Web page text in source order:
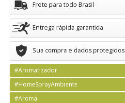
Frete para todo Brasil
Entrega rápida garantida
Sua compra e dados protegidos
#Aromatizador
#HomeSprayAmbiente
#Aroma